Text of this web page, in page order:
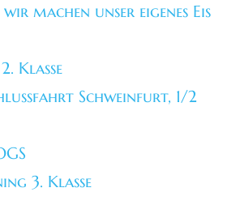
machen unser eigenes Eis
Klasse
Schweinfurt, 1/2
3. Klasse